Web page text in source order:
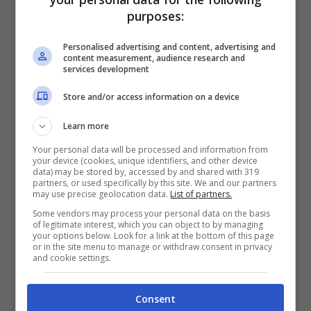
Marzo 29, 2012
PHOTOSHOW 2007 Milano
Marzo 23, 2007
purposes:
Personalised advertising and content, advertising and
content measurement, audience research and
services development
Store and/or access information on a device
Learn more
Your personal data will be processed and information from
your device (cookies, unique identifiers, and other device
data) may be stored by, accessed by and shared with 319
partners, or used specifically by this site. We and our partners
may use precise geolocation data. List of partners.
Some vendors may process your personal data on the basis
of legitimate interest, which you can object to by managing
your options below. Look for a link at the bottom of this page
or in the site menu to manage or withdraw consent in privacy
and cookie settings.
Consent